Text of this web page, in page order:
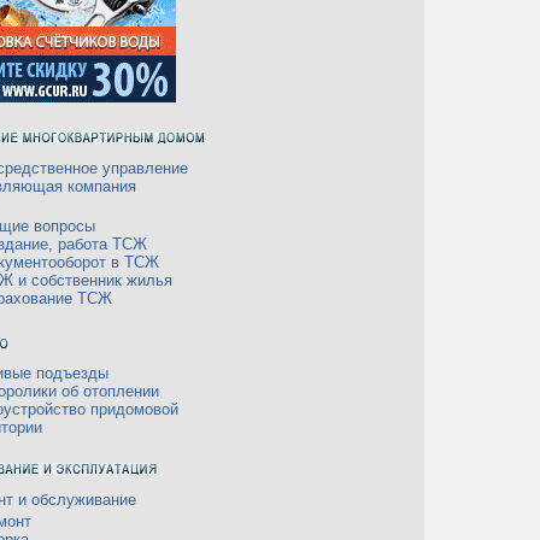
управление
компания
вопросы
работа ТСЖ
в ТСЖ
и собственник жилья
ТСЖ
подъезды
об отоплении
придомовой
и обслуживание